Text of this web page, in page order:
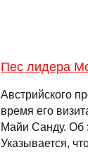
Пес лидера
Австрийского
время его
Майи Санду. Об
Указывается,